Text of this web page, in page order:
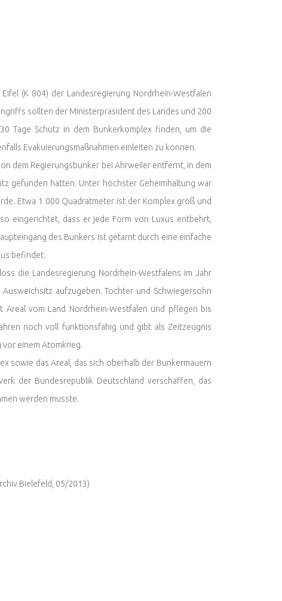
(K 804) der Landesregierung Nordrhein-Westfalen
sollten der Ministerpräsident des Landes und 200
Tage Schutz in dem Bunkerkomplex finden, um die
Evakuierungsmaßnahmen einleiten zu können.
dem Regierungsbunker bei Ahrweiler entfernt, in dem
gefunden hätten. Unter höchster Geheimhaltung war
Etwa 1 000 Quadratmeter ist der Komplex groß und
eingerichtet, dass er jede Form von Luxus entbehrt,
des Bunkers ist getarnt durch eine einfache
befindet.
die Landesregierung Nordrhein-Westfalens im Jahr
aufzugeben. Tochter und Schwiegersohn
Areal vom Land Nordrhein-Westfalen und pflegen bis
noch voll funktionsfähig und gibt als Zeitzeugnis
einem Atomkrieg.
sowie das Areal, das sich oberhalb der Bunkermauern
der Bundesrepublik Deutschland verschaffen, das
werden musste.
Bielefeld, 05/2013)